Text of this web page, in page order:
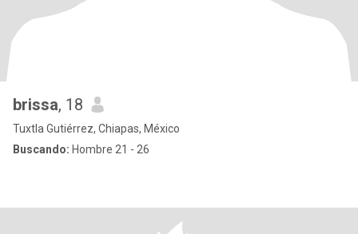
brissa, 18
Tuxtla Gutiérrez, Chiapas, México
Buscando: Hombre 21 - 26